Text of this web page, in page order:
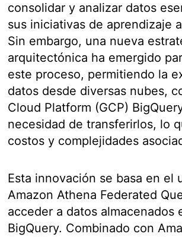
consolidar y analizar datos
sus iniciativas de aprendizaje
Sin embargo, una nueva
arquitectónica ha emergido
este proceso, permitiendo la
datos desde diversas nubes,
Cloud Platform (GCP)
necesidad de transferirlos, lo
costos y complejidades
Esta innovación se basa en el
Amazon Athena Federated
acceder a datos almacenados
BigQuery. Combinado con